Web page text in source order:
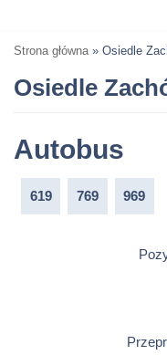
Strona główna » Osiedle
Osiedle
Autobus
619 769 969